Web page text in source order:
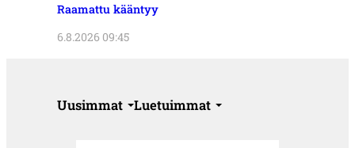
Raamattu kääntyy
6.8.2026 09:45
Uusimmat Luetuimmat